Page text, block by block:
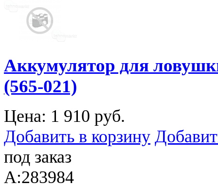
Аккумулятор для
(565-021)
Цена: 1 910 руб.
Добавить в корзину
под заказ
A:283984